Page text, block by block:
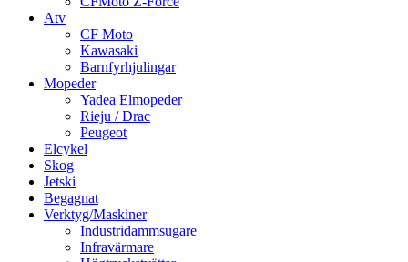
Atv
CF Moto
Kawasaki
Barnfyrhjulingar
Mopeder
Yadea Elmopeder
Rieju / Drac
Peugeot
Elcykel
Skog
Jetski
Begagnat
Verktyg/Maskiner
Industridammsugare
Infravärmare